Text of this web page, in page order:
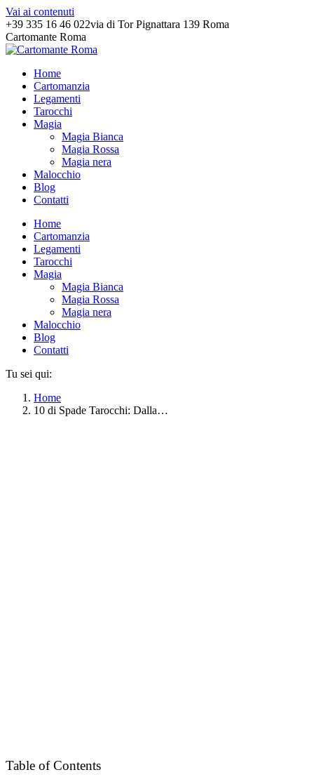
Vai ai contenuti
+39 335 16 46 022via di Tor Pignattara 139 Roma
Cartomante Roma
Home
Cartomanzia
Legamenti
Tarocchi
Magia
Magia Bianca
Magia Rossa
Magia nera
Malocchio
Blog
Contatti
Home
Cartomanzia
Legamenti
Tarocchi
Magia
Magia Bianca
Magia Rossa
Magia nera
Malocchio
Blog
Contatti
Tu sei qui:
Home
10 di Spade Tarocchi: Dalla…
Table of Contents